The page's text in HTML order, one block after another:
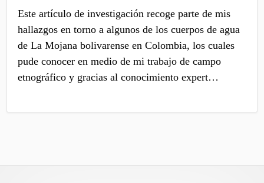
Este artículo de investigación recoge parte de mis
hallazgos en torno a algunos de los cuerpos de agua
de La Mojana bolivarense en Colombia, los cuales
pude conocer en medio de mi trabajo de campo
etnográfico y gracias al conocimiento expert…